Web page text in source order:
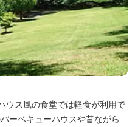
ウス風の食堂では軽食が利用で
ーベキューハウスや昔ながら